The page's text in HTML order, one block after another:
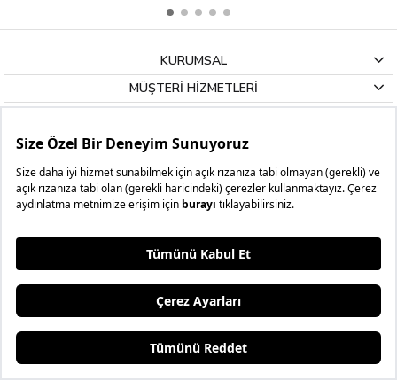
yazın enerjisini yansıtıyor. Kısacası stilinize uygun bir
erkek şort
bulmak artık çok kolay.
Yaz aylarının vazgeçilmez parçalarından biri olan
modelleri, fonksiyonel tasarımlarıyla dikkat çekiyor. Rahat kesimleri
ve çeşitli cep detayları sayesinde, günlük yaşantıda hem şıklığı
hem de pratikliği bir arada sunar. Özellikle plajda, piknikte veya
modern çizgileri birleştirerek herkesin tarzına hitap eder.
Erkeklerin en çok tercih ettiği diğer şort türleri arasında
ve terletmeyen yapısı ile yaz sıcağında serin kalmanıza yardımcı
olurken, kapri şortlar ise daha fazla hareket özgürlüğü sunar. Ne
KURUMSAL
MÜŞTERİ HİZMETLERİ
E-BÜLTEN ÜYELİK
GÖNDER